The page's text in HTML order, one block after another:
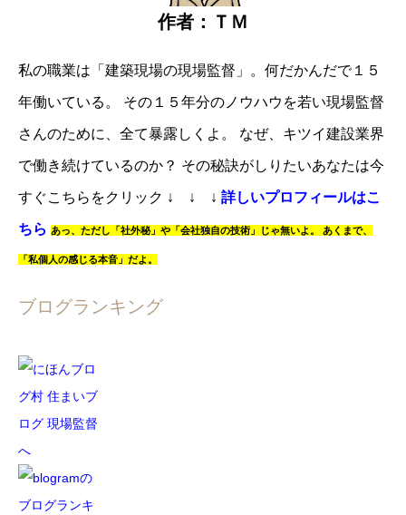
作者：ＴＭ
私の職業は「建築現場の現場監督」。 何だかんだで１５
年働いている。 その１５年分のノウハウを若い現場監督
さんのために、全て暴露しくよ。 なぜ、キツイ建設業界
で働き続けているのか？ その秘訣がしりたいあなたは今
すぐこちらをクリック ↓ ↓ ↓ 詳しいプロフィールはこ
ちら あっ、 ただし「社外秘」や「会社独自の技術」じゃ無いよ。 あくまで、
「私個人の感じる本音」だよ。
ブログランキング